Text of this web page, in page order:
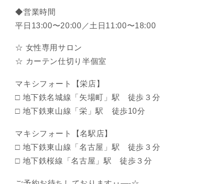
◆営業時間
平日13:00〜20:00／土日11:00〜18:00
☆ 女性専用サロン
☆ カーテン仕切り半個室
マキシフォート【栄店】
□ 地下鉄名城線「矢場町」駅 徒歩３分
□ 地下鉄東山線「栄」駅 徒歩10分
マキシフォート【名駅店】
□ 地下鉄東山線「名古屋」駅 徒歩３分
□ 地下鉄桜線「名古屋」駅 徒歩３分